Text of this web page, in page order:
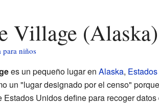
Village
para niños
es un pequeño lugar en Alaska,
un "lugar designado por el censo"
Estados Unidos define para recoger